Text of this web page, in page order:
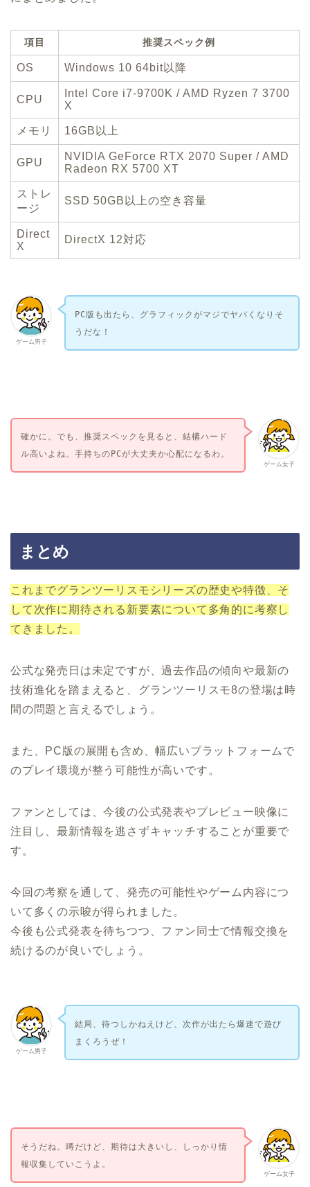
項目 推奨スペック例
OS Windows 10 64bit以降
CPU
Intel Core i7-9700K / AMD Ryzen 7 3700
X
メモリ 16GB以上
GPU
NVIDIA GeForce RTX 2070 Super / AMD
Radeon RX 5700 XT
ストレ
ージ
SSD 50GB以上の空き容量
Direct
X
DirectX 12対応
ゲーム男子
PC版も出たら、グラフィックがマジでヤバくなりそ
うだな！
ゲーム女子
確かに。でも、推奨スペックを見ると、結構ハード
ル高いよね。手持ちのPCが大丈夫か心配になるわ。
まとめ
これまでグランツーリスモシリーズの歴史や特徴、そ
して次作に期待される新要素について多角的に考察し
てきました。
公式な発売日は未定ですが、過去作品の傾向や最新の
技術進化を踏まえると、グランツーリスモ8の登場は時
間の問題と言えるでしょう。
また、PC版の展開も含め、幅広いプラットフォームで
のプレイ環境が整う可能性が高いです。
ファンとしては、今後の公式発表やプレビュー映像に
注目し、最新情報を逃さずキャッチすることが重要で
す。
今回の考察を通して、発売の可能性やゲーム内容につ
いて多くの示唆が得られました。
今後も公式発表を待ちつつ、ファン同士で情報交換を
続けるのが良いでしょう。
ゲーム男子
結局、待つしかねえけど、次作が出たら爆速で遊び
まくろうぜ！
ゲーム女子
そうだね。噂だけど、期待は大きいし、しっかり情
報収集していこうよ。